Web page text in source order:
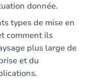
donnée.
types de mise en
comment ils
plus large de
et du